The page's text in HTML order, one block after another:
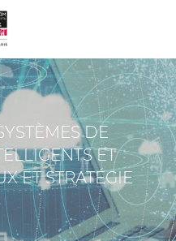
DE
ET
ET STRATÉGIE